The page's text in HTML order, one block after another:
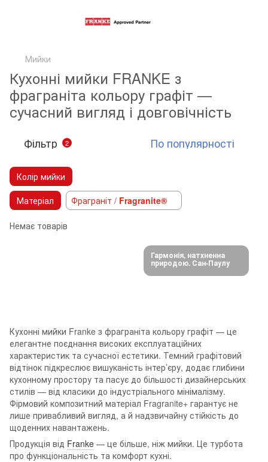
Мийки
Кухонні мийки FRANKE з
фраграніта кольору графіт —
сучасний вигляд і довговічність
Фільтр 2 По популярності
Колір мийки
Матеріал
Фраграніт / Fragranite®
Немає товарів
Гармонія, натхненна
природою. Сан-Паулу
Кухонні мийки Franke з фраграніта кольору графіт — це
елегантне поєднання високих експлуатаційних
характеристик та сучасної естетики. Темний графітовий
відтінок підкреслює вишуканість інтер’єру, додає глибини
кухонному простору та пасує до більшості дизайнерських
стилів — від класики до індустріального мінімалізму.
Фірмовий композитний матеріал Fragranite+ гарантує не
лише привабливий вигляд, а й надзвичайну стійкість до
щоденних навантажень.
Продукція від Franke — це більше, ніж мийки. Це турбота
про функціональність та комфорт кухні.